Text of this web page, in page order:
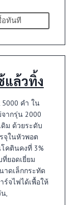
ทันที
แล้วทิ้ง
5000 คำ ใน
ากรุ่น 2000
ม ด้วยระดับ
จุในหัวพอต
คตินคงที่ 3%
ยอดเยี่ยม
ดเล็กกระทัด
จไฟได้เพื้อให้
,